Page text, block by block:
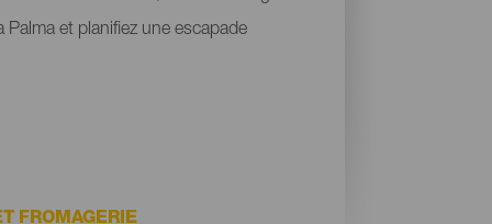
et planifiez une escapade
FROMAGERIE